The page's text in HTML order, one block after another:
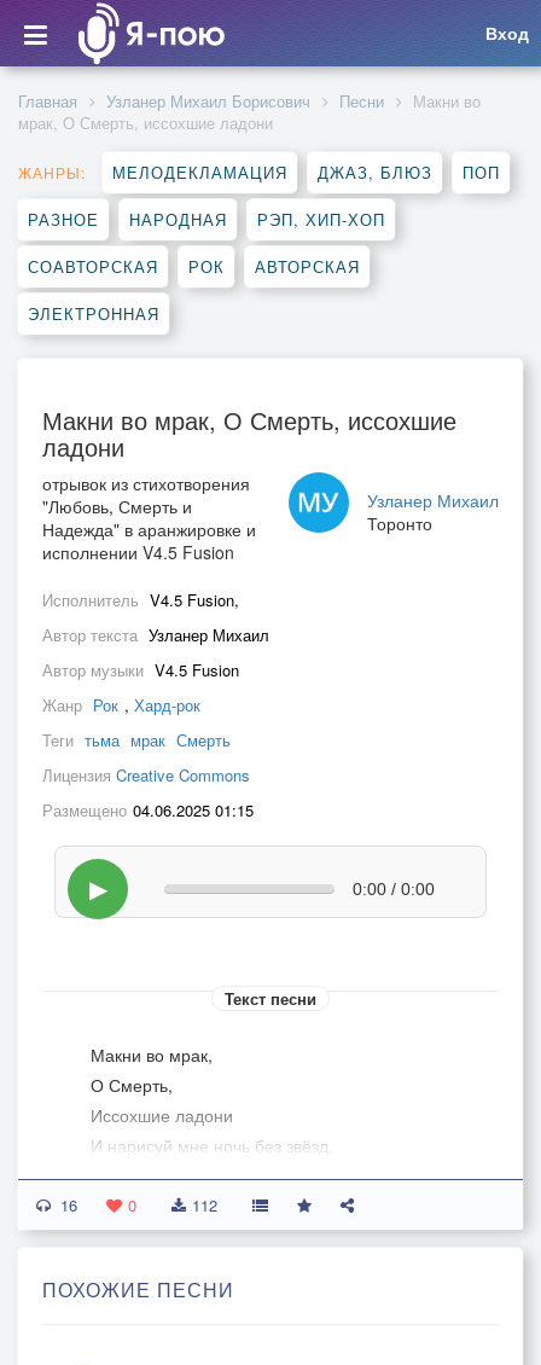
Вход
Главная Узланер Михаил Борисович Песни
Макни во
мрак, О Смерть, иссохшие ладони
ЖАНРЫ: МЕЛОДЕКЛАМАЦИЯ ДЖАЗ, БЛЮЗ ПОП
РАЗНОЕ НАРОДНАЯ РЭП, ХИП-ХОП
СОАВТОРСКАЯ РОК АВТОРСКАЯ
ЭЛЕКТРОННАЯ
Макни во мрак, О Смерть, иссохшие
ладони
Узланер Михаил
Торонто
отрывок из стихотворения
"Любовь, Смерть и
Надежда" в аранжировке и
исполнении V4.5 Fusion
Исполнитель V4.5 Fusion,
Автор текста Узланер Михаил
Автор музыки V4.5 Fusion
Жанр Рок , Хард-рок
Теги тьма мрак Смерть
Лицензия Creative Commons
Размещено 04.06.2025 01:15
▶ 0:00 / 0:00
Текст песни
Макни во мрак,
О Смерть,
Иссохшие ладони
И нарисуй мне ночь без звёзд,
Из беспросветной тьмы
Где в темноте слепящей дремлет пустота,
Где в Аввадоне
16 0 112
ПОХОЖИЕ ПЕСНИ